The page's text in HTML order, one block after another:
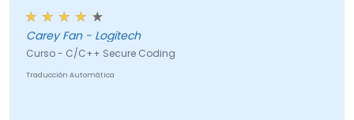
Carey Fan - Logitech
Curso - C/C++ Secure Coding
Traducción Automática